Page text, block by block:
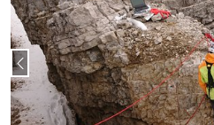
Vorheriger Slide